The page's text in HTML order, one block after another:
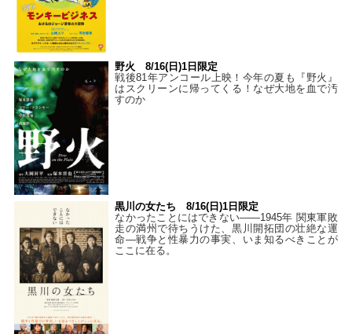
野火 8/16(日)1日限定
戦後81年アンコール上映！今年の夏も『野火』
はスクリーンに帰ってくる！なぜ大地を血で汚
すのか
黒川の女たち 8/16(日)1日限定
なかったことにはできない——1945年 関東軍敗
走の満州で待ちうけた、黒川開拓団の壮絶な運
命―戦争と性暴力の事実、いま知るべきことが
ここに在る。